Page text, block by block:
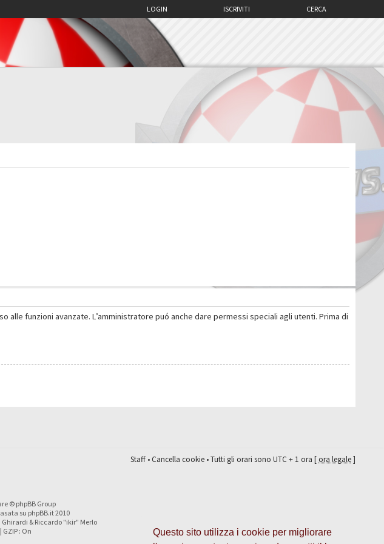
Questo sito utilizza i cookie per migliorare
CERCA
ISCRIVITI
LOGIN
funzioni avanzate. L’amministratore puó anche dare permessi speciali agli utenti. Prima di
Staff•Cancella cookie• Tutti gli orari sono UTC + 1 ora [ora legale]
© phpBB Group
su phpBB.it 2010
& Riccardo "ikir" Merlo
GZIP : On